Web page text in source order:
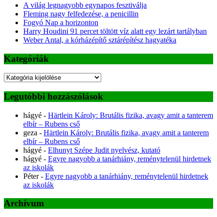
A világ legnagyobb egynapos fesztiválja
Fleming nagy felfedezése, a penicillin
Fogyó Nap a horizonton
Harry Houdini 91 percet töltött víz alatt egy lezárt tartályban
Weber Antal, a kórházépítő sztárépítész hagyatéka
Kategóriák
Kategóriák
Legutóbbi hozzászólások
hágyé - Härtlein Károly: Brutális fizika, avagy amit a tanterem
elbír – Rubens cső
geza - Härtlein Károly: Brutális fizika, avagy amit a tanterem
elbír – Rubens cső
hágyé - Elhunyt Szépe Judit nyelvész, kutató
hágyé - Egyre nagyobb a tanárhiány, reménytelenül hirdetnek
az iskolák
Péter- Egyre nagyobb a tanárhiány, reménytelenül hirdetnek
az iskolák
Archívum